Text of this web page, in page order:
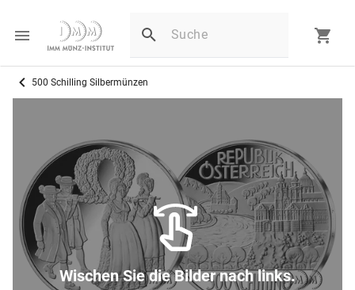
500 Schilling Silbermünzen
Wischen Sie die Bilder nach links.